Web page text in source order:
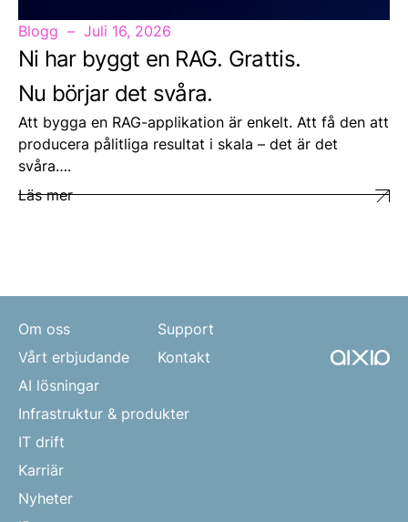
Blogg Juli 16, 2026
Ni har byggt en RAG. Grattis.
Nu börjar det svåra.
Att bygga en RAG-applikation är enkelt. Att få den att
producera pålitliga resultat i skala – det är det
svåra….
Läs mer
Om oss
Vårt erbjudande
AI lösningar
Infrastruktur & produkter
IT drift
Karriär
Nyheter
Support
Kontakt